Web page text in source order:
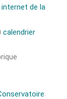
de la
calendrier
.